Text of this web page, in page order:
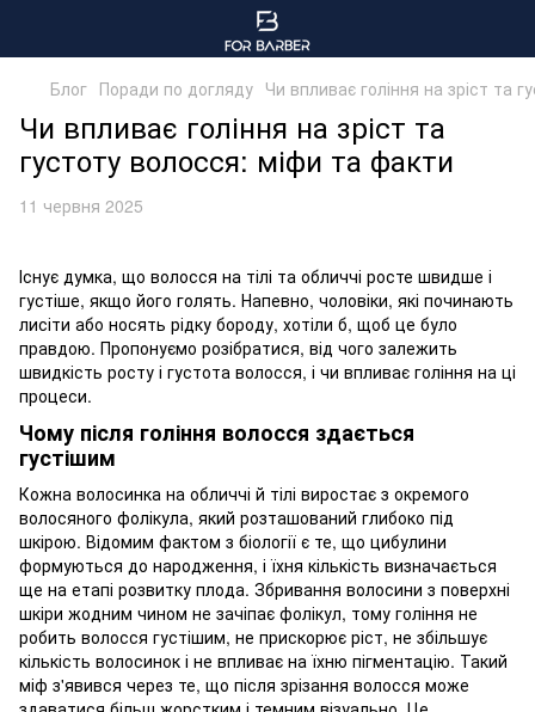
Блог Поради по догляду Чи впливає гоління на зріст та
Чи впливає гоління на зріст та
густоту волосся: міфи та факти
11 червня 2025
Існує думка, що волосся на тілі та обличчі росте швидше і
густіше, якщо його голять. Напевно, чоловіки, які починають
лисіти або носять рідку бороду, хотіли б, щоб це було
правдою. Пропонуємо розібратися, від чого залежить
швидкість росту і густота волосся, і чи впливає гоління на ці
процеси.
Чому після гоління волосся здається
густішим
Кожна волосинка на обличчі й тілі виростає з окремого
волосяного фолікула, який розташований глибоко під
шкірою. Відомим фактом з біології є те, що цибулини
формуються до народження, і їхня кількість визначається
ще на етапі розвитку плода. Збривання волосини з поверхні
шкіри жодним чином не зачіпає фолікул, тому гоління не
робить волосся густішим, не прискорює ріст, не збільшує
кількість волосинок і не впливає на їхню пігментацію. Такий
міф з'явився через те, що після зрізання волосся може